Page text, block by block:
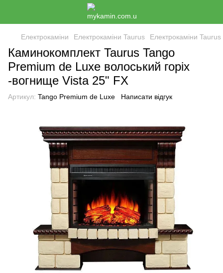
Електрокаміни Електрокаміни Taurus Електрокаміни
Каминокомплект Taurus Tango
Premium de Luxe волоський горіх
-вогнище Vista 25" FX
Артикул: Tango Premium de Luxe Написати відгук